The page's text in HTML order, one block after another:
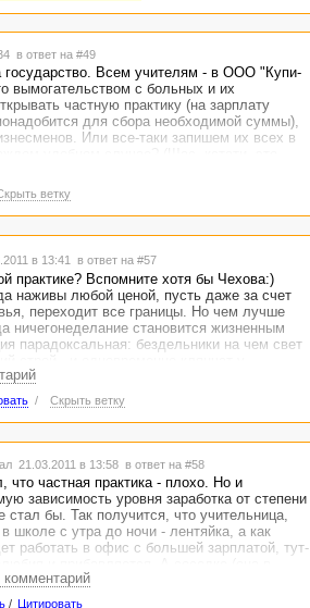
в ответ на #49
государство. Всем учителям - в ООО "Купи-
вымогательством с больных и их
частную практику (на зарплату
для сбора необходимой суммы),
Или все-таки запишем их всех в
ветку
в 13:41 в ответ на #57
практике? Вспомните хотя бы Чехова:)
наживы любой ценой, пусть даже за счет
переходит все границы. Но чем лучше
ничегонеделание становится жизненным
парадоксальная: бездельники на чем свет
и прочие подачки.
/ Скрыть ветку
21.03.2011 в 13:58 в ответ на #58
что частная практика - плохо. Но и
зависимость уровня заработка от степени
стал бы. Так получится, что учительница,
в школе с утра до ночи - лентяйка, а как
работать в офис с большей зарплатой, тут-
медсестрой работает) обязательно
частную практику
комментарий
/ Цитировать